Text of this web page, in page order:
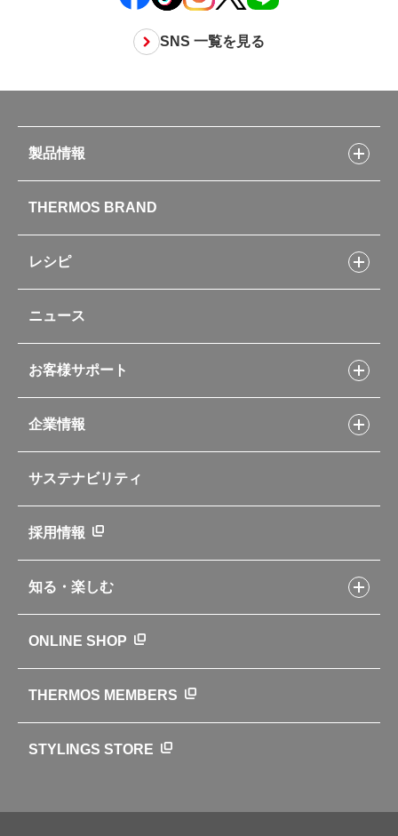
SNS 一覧を見る
製品情報
水筒
お弁当
キッチン用品
ポット・アイスペール
コーヒーメーカー
ソフトクーラー・バッグ
山専用ボトル
自転車専用ボトル
アパレル小物
業務用製品
新製品一覧
カタログ
THERMOS BRAND
レシピ
フライパンレシピ
シャトルシェフレシピ
スープジャーレシピ
イージースモーカーレシピ
レシピ本のご紹介
ニュース
お客様サポート
交換用部品の購入方法
部品の種類や販売状況を調べる
よくあるご質問・お問い合わせ
企業情報
企業理念
会社概要
ニュース
世界のサーモス
サーモスの歴史
サステナビリティ
採用情報
知る・楽しむ
クラブサーモス
WEBマガジン
お弁当にエールを込めて
ONLINE SHOP
THERMOS MEMBERS
STYLINGS STORE